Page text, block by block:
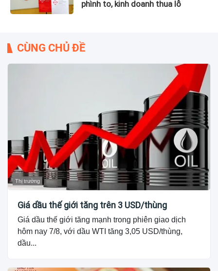
phình to, kinh doanh thua lỗ
CÙNG CHỦ ĐỀ
Thị trường
Giá dầu thế giới tăng trên 3 USD/thùng
Giá dầu thế giới tăng mạnh trong phiên giao dịch
hôm nay 7/8, với dầu WTI tăng 3,05 USD/thùng,
dầu...